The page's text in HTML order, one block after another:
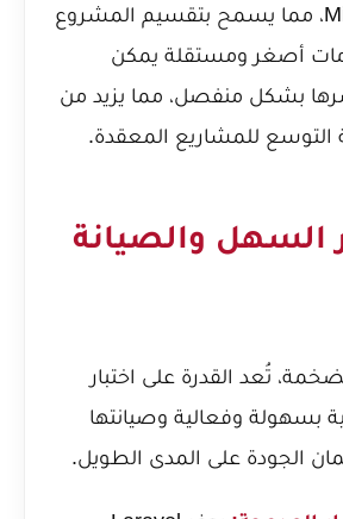
Microservices، مما يسمح بتقسيم المشروع
أصغر ومستقلة يمكن
بشكل منفصل، مما يزيد من
التوسع للمشاريع المعقدة.
السهل والصيانة
تُعد القدرة على اختبار
بسهولة وفعالية وصيانتها
الجودة على المدى الطويل.